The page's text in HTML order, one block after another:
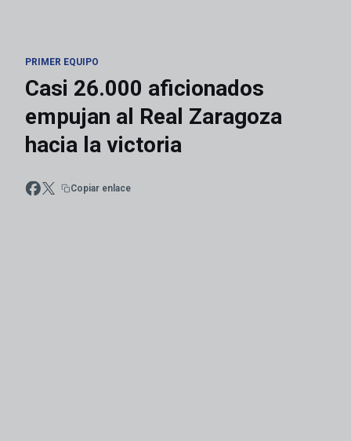
PRIMER EQUIPO
Casi 26.000 aficionados
empujan al Real Zaragoza
hacia la victoria
Copiar enlace